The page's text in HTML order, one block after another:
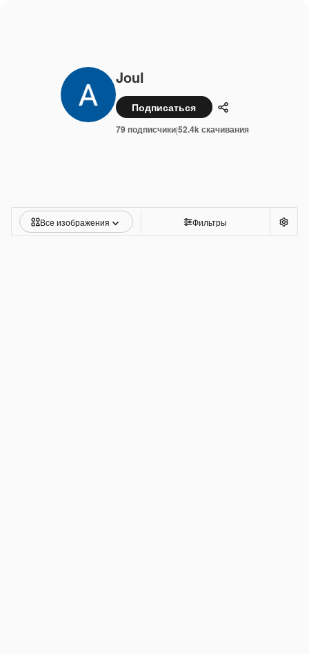
Joul
Подписаться Поделиться
79 подписчики|52.4k скачивания
Все изображения Фильтры